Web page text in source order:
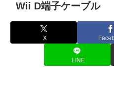
Wii D端子ケーブル
X
LINE